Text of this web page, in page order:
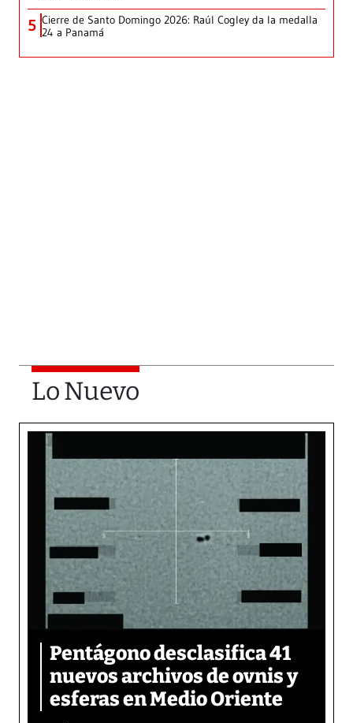
5 Cierre de Santo Domingo 2026: Raúl Cogley da la medalla
24 a Panamá
Lo Nuevo
Pentágono desclasifica 41
nuevos archivos de ovnis y
esferas en Medio Oriente